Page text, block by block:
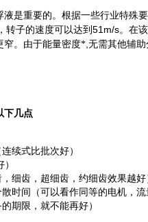
是重要的。根据一些行业特殊
，转子的速度可以达到 51m/s。在
窄。由于能量密度* 无需其他辅
下几点
续式比批次好）
细齿，超细齿，约细齿效果越好
时间（可以看作同等的电机，
期限，就不能再好）